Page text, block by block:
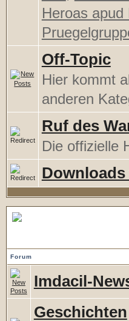
Heroas apud
Off-Topic
Hier kommt
anderen
Ruf des
Die offizielle
Forum
Imdacil-
Geschichten